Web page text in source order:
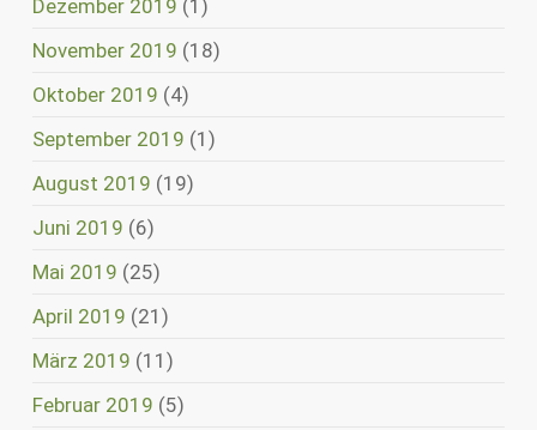
Dezember 2019 (1)
November 2019 (18)
Oktober 2019 (4)
September 2019 (1)
August 2019 (19)
Juni 2019 (6)
Mai 2019 (25)
April 2019 (21)
März 2019 (11)
Februar 2019 (5)